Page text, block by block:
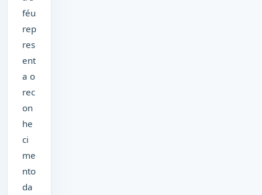
féu
rep
res
ent
a o
rec
on
he
ci
me
nto
da